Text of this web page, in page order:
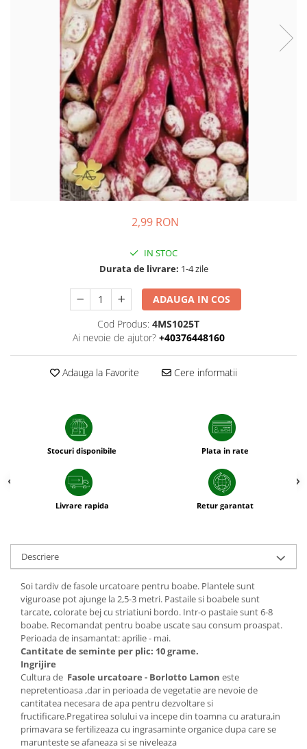
2,99 RON
IN STOC
Durata de livrare: 1-4 zile
ADAUGA IN COS
Cod Produs: 4MS1025T
Ai nevoie de ajutor? +40376448160
Adauga la Favorite Cere informatii
Stocuri disponibile Plata in rate
Livrare rapida Retur garantat
Descriere
Soi tardiv de fasole urcatoare pentru boabe. Plantele sunt
viguroase pot ajunge la 2,5-3 metri. Pastaile si boabele sunt
tarcate, colorate bej cu striatiuni bordo. Intr-o pastaie sunt 6-8
boabe. Recomandat pentru boabe uscate sau consum proaspat.
Perioada de insamantat: aprilie - mai.
Cantitate de seminte per plic: 10 grame.
Ingrijire
Cultura de Fasole urcatoare - Borlotto Lamon este
nepretentioasa ,dar in perioada de vegetatie are nevoie de
cantitatea necesara de apa pentru dezvoltare si
fructificare.Pregatirea solului va incepe din toamna cu aratura,in
primavara se fertilizeaza cu ingrasaminte organice dupa care se
marunteste se afaneaza si se niveleaza